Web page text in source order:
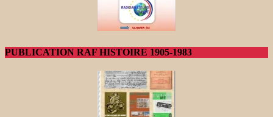
PUBLICATION RAF HISTOIRE 1905-1983